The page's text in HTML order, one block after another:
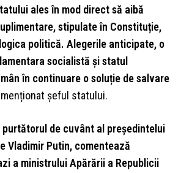
ales în mod direct să aibă
stipulate în Constituție,
politică. Alegerile anticipate, o
socialistă și statul
în continuare o soluție de salvare
menționat șeful statului.
purtătorul de cuvânt al președintelui
Vladimir Putin, comentează
a ministrului Apărării a Republicii